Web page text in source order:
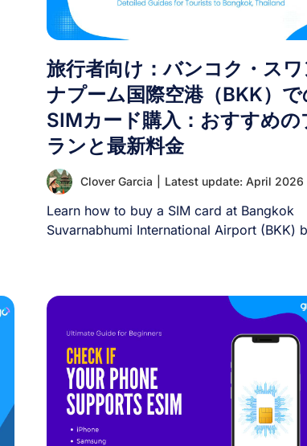
旅行者向け：バンコク・スワ
ナプーム国際空港（BKK）で
SIMカード購入：おすすめの
ランと最新料金
Clover Garcia Latest update: April 2026
Learn how to buy a SIM card at Bangkok
Suvarnabhumi International Airport (BKK)